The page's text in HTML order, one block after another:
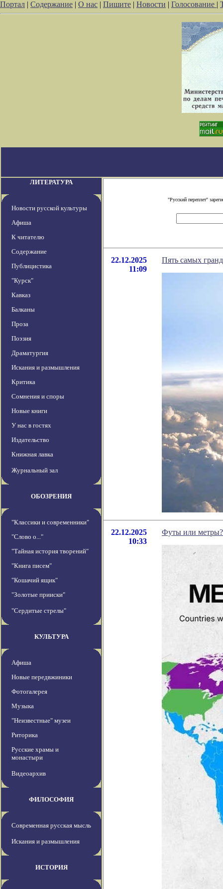
Портал | Содержание | О нас | Пишите | Новости | Голосование |
ЛИТЕРАТУРА
Новости русской культуры
Афиша
К читателю
Содержание
Публицистика
"Курск"
Кавказ
Балканы
Проза
Поэзия
Драматургия
Искания и размышления
Критика
Сомнения и споры
Новые книги
У нас в гостях
Издательство
Книжная лавка
Журнальный зал
ОБОЗРЕНИЯ
"Классики и современники"
"Слово о..."
"Тайная история творений"
"Книга писем"
"Кошачий ящик"
"Золотые прииски"
"Сердитые стрелы"
КУЛЬТУРА
Афиша
Новые передвжиники
Фотогалерея
Музыка
"Неизвестные" музеи
Риторика
Русские храмы и
монастыри
Видеоархив
ФИЛОСОФИЯ
Современная русская мысль
Искания и размышления
ИСТОРИЯ
"Русский переплет"
22.12.2025
11:09
Пять самых
22.12.2025
10:33
Футы или метры?